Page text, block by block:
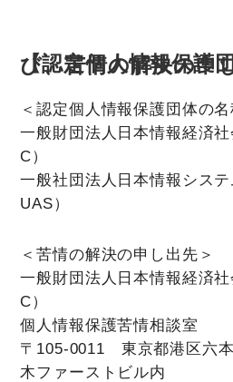
【認定個人情報保護団体の名称及び、苦情の
＜認定個人情報保護団体の名
一般財団法人日本情報経済
C）
一般社団法人日本情報シス
UAS）
＜苦情の解決の申し出先＞
一般財団法人日本情報経済
C）
個人情報保護苦情相談室
〒105-0011 東京都港区六
木ファーストビル内